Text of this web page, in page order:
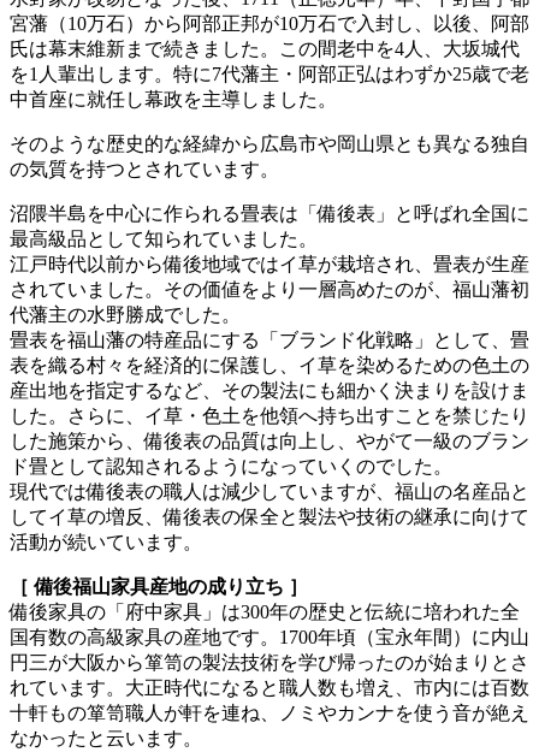
宮藩（10万石）から阿部正邦が10万石で入封し、以後、阿部
氏は幕末維新まで続きました。この間老中を4人、大坂城代
を1人輩出します。特に7代藩主・阿部正弘はわずか25歳で老
中首座に就任し幕政を主導しました。
そのような歴史的な経緯から広島市や岡山県とも異なる独自
の気質を持つとされています。
沼隈半島を中心に作られる畳表は「備後表」と呼ばれ全国に
最高級品として知られていました。
江戸時代以前から備後地域ではイ草が栽培され、畳表が生産
されていました。その価値をより一層高めたのが、福山藩初
代藩主の水野勝成でした。
畳表を福山藩の特産品にする「ブランド化戦略」として、畳
表を織る村々を経済的に保護し、イ草を染めるための色土の
産出地を指定するなど、その製法にも細かく決まりを設けま
した。さらに、イ草・色土を他領へ持ち出すことを禁じたり
した施策から、備後表の品質は向上し、やがて一級のブラン
ド畳として認知されるようになっていくのでした。
現代では備後表の職人は減少していますが、福山の名産品と
してイ草の増反、備後表の保全と製法や技術の継承に向けて
活動が続いています。
［ 備後福山家具産地の成り立ち ］
備後家具の「府中家具」は300年の歴史と伝統に培われた全
国有数の高級家具の産地です。1700年頃（宝永年間）に内山
円三が大阪から箪笥の製法技術を学び帰ったのが始まりとさ
れています。大正時代になると職人数も増え、市内には百数
十軒もの箪笥職人が軒を連ね、ノミやカンナを使う音が絶え
なかったと云います。